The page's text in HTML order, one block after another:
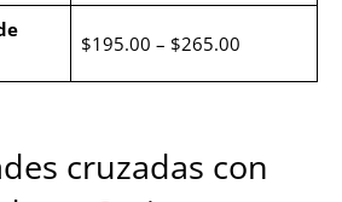
$195.00 – $265.00
cruzadas con